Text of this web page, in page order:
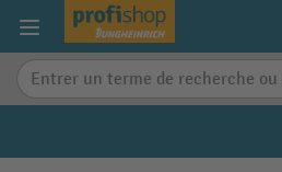
content